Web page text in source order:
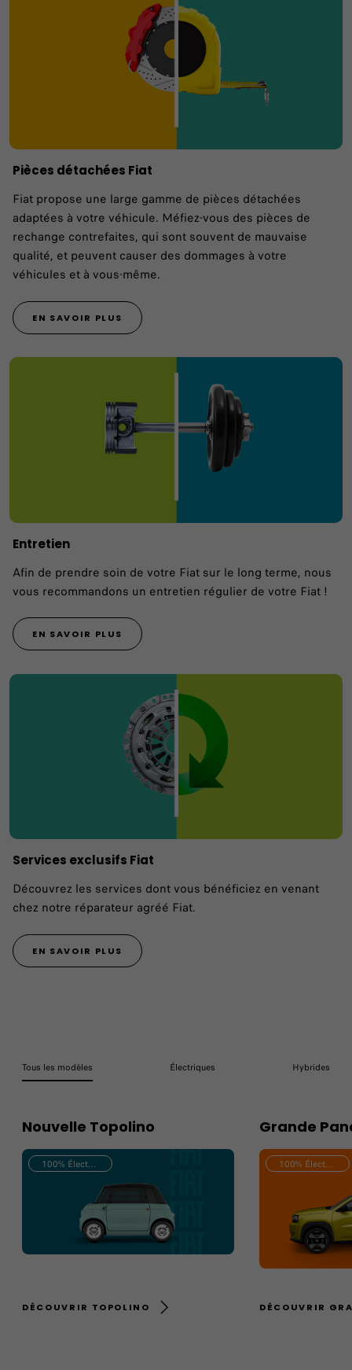
Pièces détachées Fiat
Fiat propose une large gamme de pièces détachées
adaptées à votre véhicule. Méfiez-vous des pièces de
rechange contrefaites, qui sont souvent de mauvaise
qualité, et peuvent causer des dommages à votre
véhicules et à vous-même.
EN SAVOIR PLUS
Entretien
Afin de prendre soin de votre Fiat sur le long terme, nous
vous recommandons un entretien régulier de votre Fiat !
EN SAVOIR PLUS
Services exclusifs Fiat
Découvrez les services dont vous bénéficiez en venant
chez notre réparateur agréé Fiat.
EN SAVOIR PLUS
Tous les modèles Électriques Hybrides
Nouvelle Topolino
100% Électrique
DÉCOUVRIR TOPOLINO
Grande
100% Électrique
DÉCOUVRIR